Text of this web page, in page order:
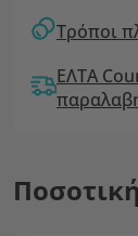
Τρόποι
ΕΛΤΑ